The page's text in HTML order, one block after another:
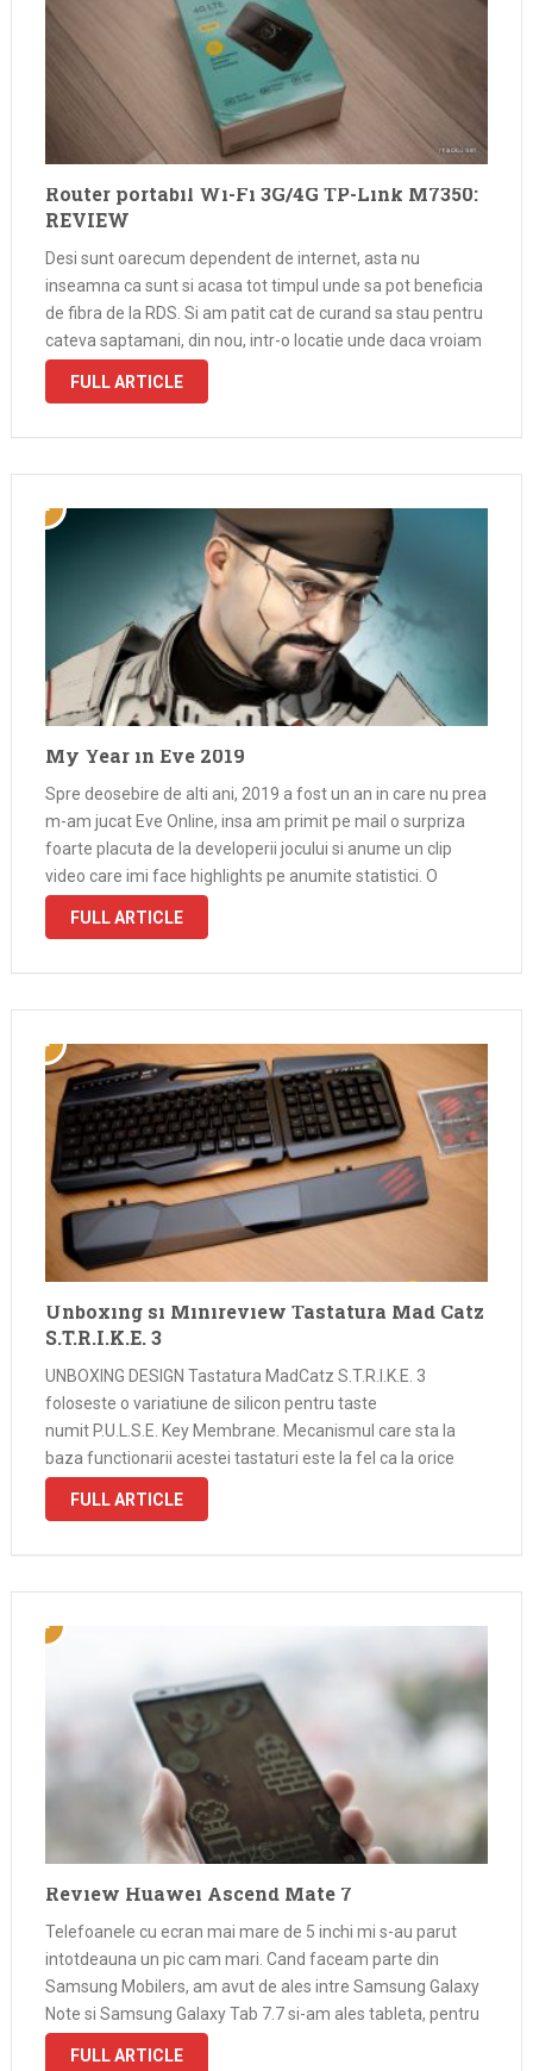
Router portabil Wi-Fi 3G/4G TP-Link M7350:
REVIEW
Desi sunt oarecum dependent de internet, asta nu
inseamna ca sunt si acasa tot timpul unde sa pot beneficia
de fibra de la RDS. Si am patit cat de curand sa stau pentru
cateva saptamani, din nou, intr-o locatie unde daca vroiam
sa am si caldura …
FULL ARTICLE
My Year in Eve 2019
Spre deosebire de alti ani, 2019 a fost un an in care nu prea
m-am jucat Eve Online, insa am primit pe mail o surpriza
foarte placuta de la developerii jocului si anume un clip
video care imi face highlights pe anumite statistici. O
surpriza foarte …
FULL ARTICLE
Unboxing si Minireview Tastatura Mad Catz
S.T.R.I.K.E. 3
UNBOXING DESIGN Tastatura MadCatz S.T.R.I.K.E. 3
foloseste o variatiune de silicon pentru taste
numit P.U.L.S.E. Key Membrane. Mecanismul care sta la
baza functionarii acestei tastaturi este la fel ca la orice
chinezarie de 10 lei insa producatorii spun ca materialul
FULL ARTICLE
Review Huawei Ascend Mate 7
Telefoanele cu ecran mai mare de 5 inchi mi s-au parut
intotdeauna un pic cam mari. Cand faceam parte din
Samsung Mobilers, am avut de ales intre Samsung Galaxy
Note si Samsung Galaxy Tab 7.7 si-am ales tableta, pentru
ca phableta mi se parea un pic …
FULL ARTICLE